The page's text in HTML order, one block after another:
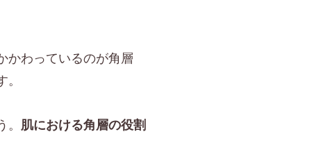
かわっているのが角層
肌における角層の役割